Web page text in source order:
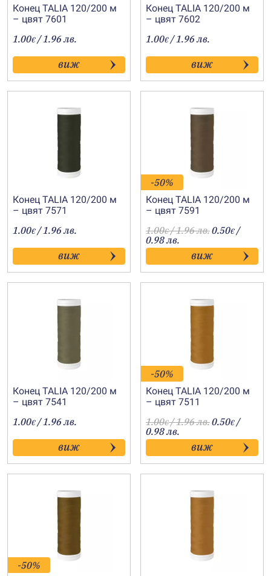
Конец TALIA 120/200 м
– цвят 7601
1.00€ / 1.96 лв.
виж
Конец TALIA 120/200 м
– цвят 7602
1.00€ / 1.96 лв.
виж
Конец TALIA 120/200 м
– цвят 7571
1.00€ / 1.96 лв.
виж
-50%
Конец TALIA 120/200 м
– цвят 7591
1.00€/ 1.96 лв.0.50€ /
0.98 лв.
виж
Конец TALIA 120/200 м
– цвят 7541
1.00€ / 1.96 лв.
виж
-50%
Конец TALIA 120/200 м
– цвят 7511
1.00€/ 1.96 лв.0.50€ /
0.98 лв.
виж
-50%